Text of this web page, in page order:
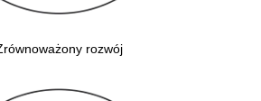
rozwój